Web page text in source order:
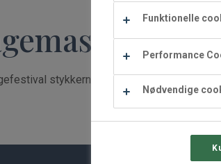
med
stykkerne med cremeux.
Funktionelle
Performance
Nødvendige